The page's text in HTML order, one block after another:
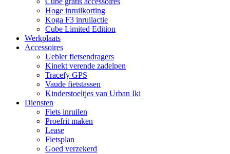
Hoge inruilkorting
Koga F3 inruilactie
Cube Limited Edition
Werkplaats
Accessoires
Uebler fietsendragers
Kinekt verende zadelpen
Tracefy GPS
Vaude fietstassen
Kinderstoeltjes van Urban Iki
Diensten
Fiets inruilen
Proefrit maken
Lease
Fietsplan
Goed verzekerd